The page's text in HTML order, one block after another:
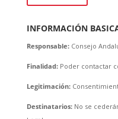
INFORMACIÓN
Responsable: Consejo
Finalidad: Poder contactar
Legitimación:
Destinatarios: No se